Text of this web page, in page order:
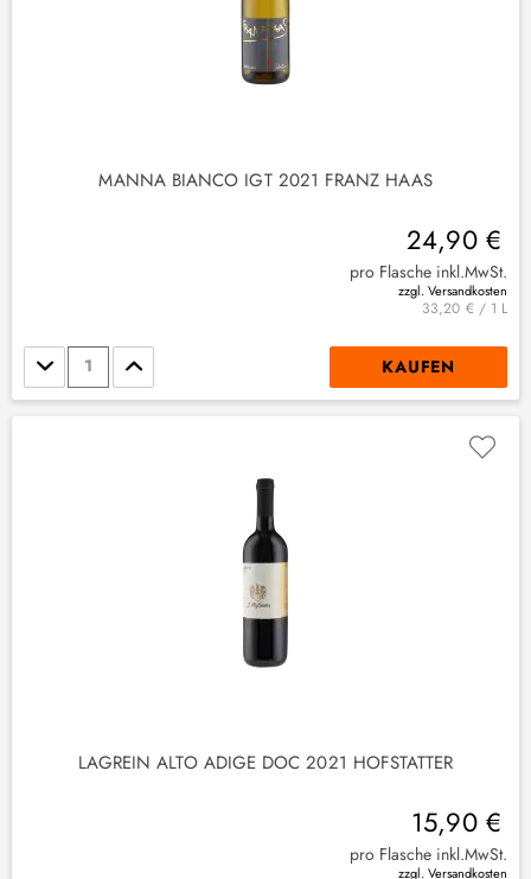
MANNA BIANCO IGT 2021 FRANZ HAAS
24,90 €
pro Flasche inkl.MwSt.
zzgl. Versandkosten
33,20 € / 1 L
Stückzahl KAUFEN
LAGREIN ALTO ADIGE DOC 2021 HOFSTÄTTER
15,90 €
pro Flasche inkl.MwSt.
zzgl. Versandkosten